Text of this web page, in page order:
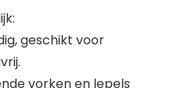
geschikt voor
vorken en lepels